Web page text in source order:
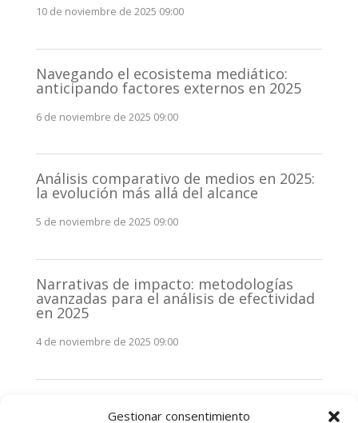
Gestionar consentimiento
10 de noviembre de 2025 09:00
Navegando el ecosistema mediático:
anticipando factores externos en 2025
6 de noviembre de 2025 09:00
Análisis comparativo de medios en 2025:
la evolución más allá del alcance
5 de noviembre de 2025 09:00
Narrativas de impacto: metodologías
avanzadas para el análisis de efectividad
en 2025
4 de noviembre de 2025 09:00
stakeholders en 2025: La clave de la